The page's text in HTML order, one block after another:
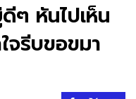
ๆ หันไปเห็น
จรีบขอขมา